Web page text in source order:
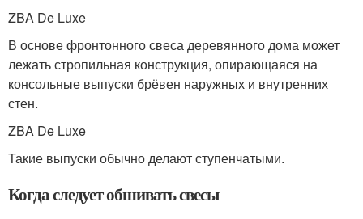
ZBA De Luxe
В основе фронтонного свеса деревянного дома может
лежать стропильная конструкция, опирающаяся на
консольные выпуски брёвен наружных и внутренних
стен.
ZBA De Luxe
Такие выпуски обычно делают ступенчатыми.
Когда следует обшивать свесы